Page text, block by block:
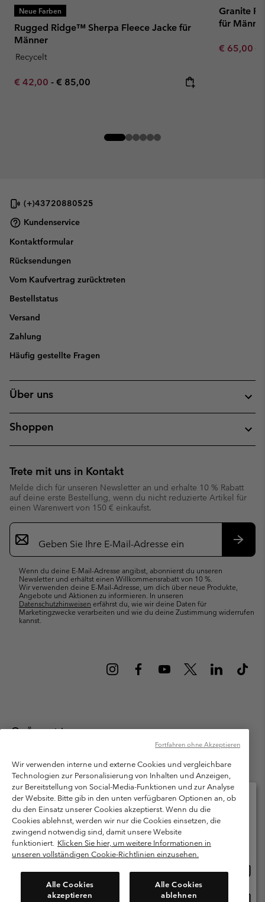
Neue Farben
Rugged Ridge™ Sherpa Fleece Jacke für
Männer
Recycelt
Minimum sale price:
€ 42,00 - Maximum price:
€ 85,00
Granite
für
Sale price:
€ 65,00€
(+)43720880525
Kundenservice
Kontaktformular
Rücksendungen
Vom Kaufvertrag zurücktreten
Bestellstatus
Versand
Zahlung
Häufig gestellte Fragen
Über uns
Shoppen
Trete mit uns in Kontakt
Melde dich für unseren Newsletter an und erhalte 10 % Rabatt
auf deine erste Bestellung, wenn du nicht reduzierte Artikel für
einen Warenwert von 150 € einkaufst.
Newsletter-
Anmeldung
Wenn du deine E-Mail-Adresse angibst, abonnierst du unseren
Newsletter und erhältst einen Willkommensrabatt von 10 %.
Wir verwenden deine E-Mail-Adresse, um dich über neue Produkte,
Angebote und Aktionen zu informieren. In unseren
Datenschutzhinweisen erfährst du, wie wir deine Daten für
Marketingzwecke verarbeiten und wie du deine Zustimmung widerrufen
kannst.
Österreich
Columbia Sportswear Austria GmbH. Moosfeldstraße 1, 5101
Bergheim, Salzburg Österreich. Alle Rechte vorbehalten.
Nutzungsbedingungen
Allgemeine Verkaufsbedingungen
Garantie
Datenschutzerklärung
Bestimmungen und Bedingungen des Mitglieder Programms
Nutzungsbedingungen Für Nutzergenerierte Inhalte
Cookies
Kundenservice: Mo- Fr. 9:00 - 13:00 & 14:00- 18:00 Uhr
(+)43720880525
Wir verwenden interne und externe Cookies und vergleichbare
Technologien zur Personalisierung von Inhalten und Anzeigen,
zur Bereitstellung von Social-Media-Funktionen und zur Analyse
der Website. Bitte gib in den unten verfügbaren Optionen an, ob
du den Einsatz unserer Cookies akzeptierst. Wenn du die
Cookies ablehnst, werden wir nur die Cookies einsetzen, die
zwingend notwendig sind, damit unsere Website
funktioniert. Klicken Sie hier, um weitere Informationen in
unseren vollständigen Cookie-Richtlinien einzusehen.
Alle Cookies
akzeptieren
Alle Cookies
ablehnen
Fortfahren ohne Akzeptieren
Bitte wählen Sie Ihr Lieferland und Ihre Sprache
Online-Einkauf verfügbar
Österreich